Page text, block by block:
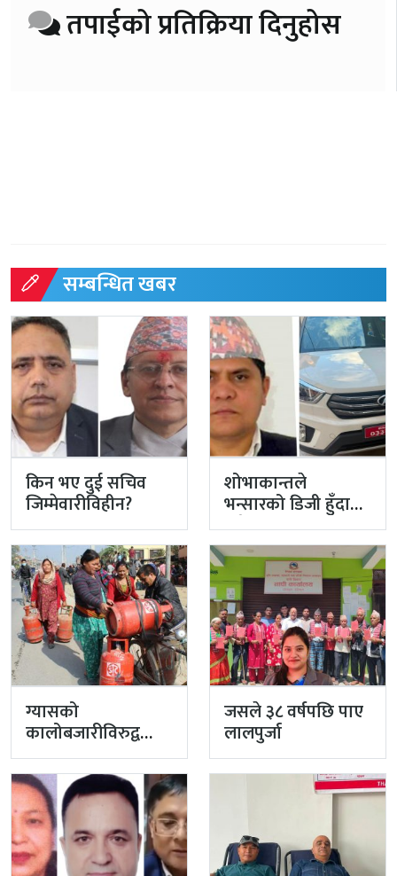
तपाईको प्रतिक्रिया दिनुहोस
सम्बन्धित खबर
किन भए दुई सचिव
जिम्मेवारीविहीन?
शोभाकान्तले
भन्सारको डिजी हुँदा
लगेको गाडी
अहिलेसम्म गरेनन्
फिर्ता
ग्यासको
कालोबजारीविरुद्व
प्रहरीको एक्सन
जसले ३८ वर्षपछि पाए
लालपुर्जा